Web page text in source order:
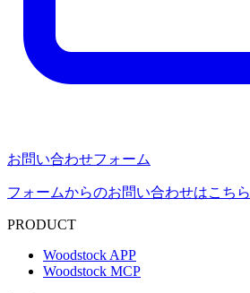
お問い合わせフォーム
フォームからのお問い合わせはこちら
PRODUCT
Woodstock APP
Woodstock MCP